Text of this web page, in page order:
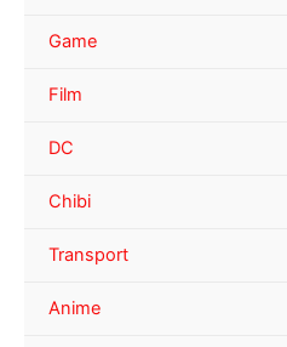
Game
Film
DC
Chibi
Transport
Anime